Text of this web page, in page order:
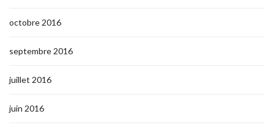
octobre 2016
septembre 2016
juillet 2016
juin 2016